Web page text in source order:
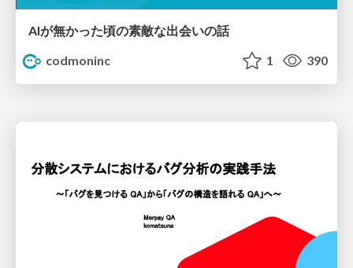
AIが無かった頃の素敵な出会いの話
codmoninc
1 390